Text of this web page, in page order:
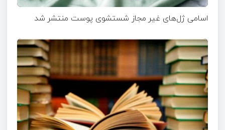
اسامی ژل‌های غیر مجاز شستشوی پوست منتشر شد